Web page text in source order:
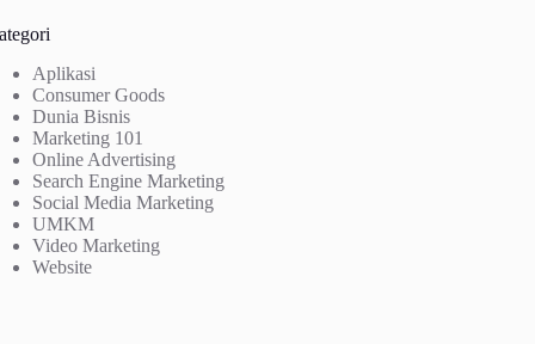
Aplikasi
Consumer Goods
Dunia Bisnis
Marketing 101
Online Advertising
Search Engine Marketing
Social Media Marketing
UMKM
Video Marketing
Website